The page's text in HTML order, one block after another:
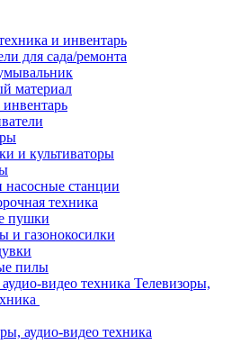
и инвентарь
для сада/ремонта
материал
и культиваторы
станции
техника
пушки
и газонокосилки
пилы
Телевизоры,
аудио-видео техника